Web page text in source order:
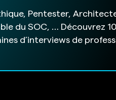
Pentester,
du SOC, … Découvrez
d’interviews de